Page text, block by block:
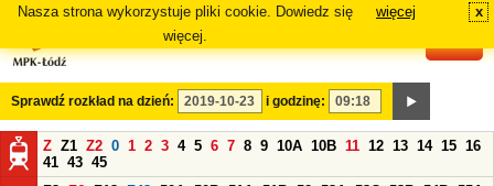
Nasza strona wykorzystuje pliki cookie. Dowiedz się
więcej.
więcej x
Sprawdź rozkład na dzień: i godzinę:
Z Z1 Z2 0 1 2 3 4 5 6 7 8 9 10A 10B 11 12 13 14 15 16
41 43 45